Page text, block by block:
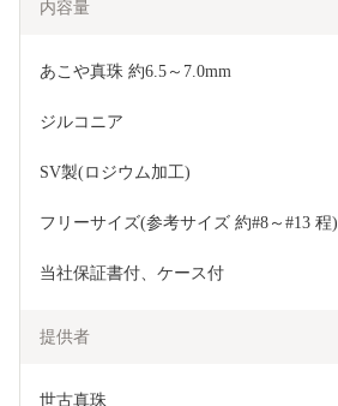
内容量
あこや真珠 約6.5～7.0mm
ジルコニア
SV製(ロジウム加工)
フリーサイズ(参考サイズ 約#8～#13 程)
当社保証書付、ケース付
提供者
世古真珠